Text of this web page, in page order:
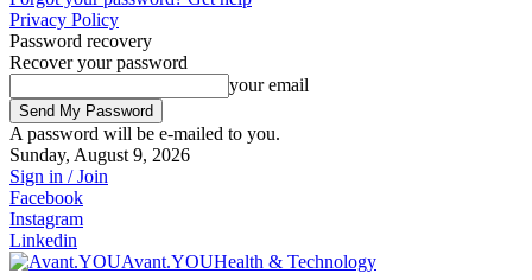
Privacy Policy
Password recovery
Recover your password
your email
A password will be e-mailed to you.
Sunday, August 9, 2026
Sign in / Join
Facebook
Instagram
Linkedin
Avant.YOUHealth & Technology